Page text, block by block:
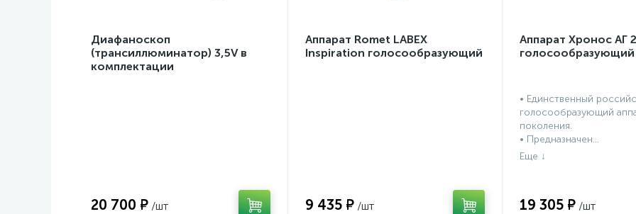
Диафаноскоп
(трансиллюминатор) 3,5V в
комплектации
20 700 ₽
Аппарат Romet LABEX
Inspiration голосообразующий
9 435 ₽
Аппарат Хронос АГ
голосообразующий
• Единственный
голосообразующий
поколения.
• Предназначен...
19 305 ₽